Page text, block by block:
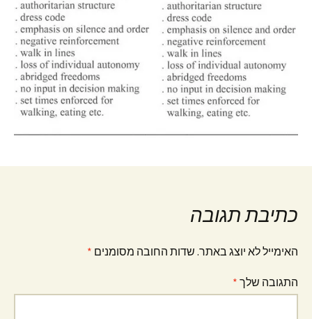
כתיבת תגובה
האימייל לא יוצג באתר. שדות החובה מסומנים *
התגובה שלך *